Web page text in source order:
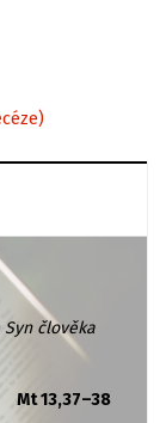
člověka
Mt 13,37–38